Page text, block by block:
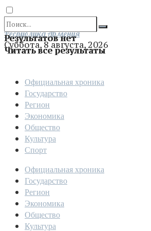
Результатов нет
Читать все результаты
Отправить
Республика Армения
Суббота, 8 августа, 2026
Официальная хроника
Государство
Регион
Экономика
Общество
Культура
Спорт
Официальная хроника
Государство
Регион
Экономика
Общество
Культура